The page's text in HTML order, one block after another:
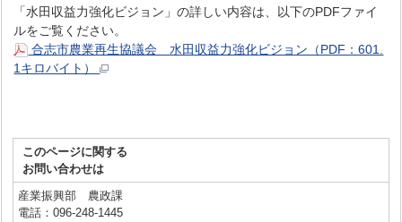
「水田収益力強化ビジョン」の詳しい内容は、以下のPDFファイ
ルをご覧ください。
合志市農業再生協議会 水田収益力強化ビジョン（PDF：601.
1キロバイト）
このページに関する
お問い合わせは
産業振興部 農政課
電話：096-248-1445